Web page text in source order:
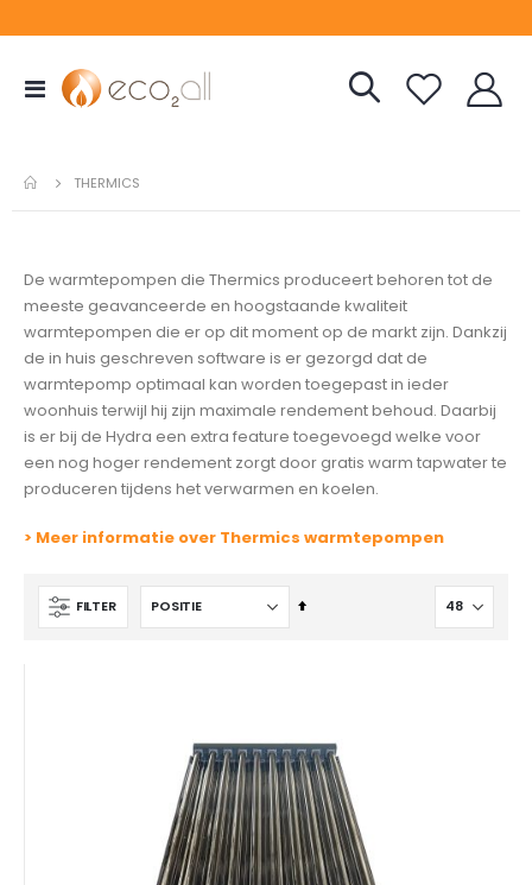
Toggle
Nav
THERMICS
De warmtepompen die Thermics produceert behoren tot de
meeste geavanceerde en hoogstaande kwaliteit
warmtepompen die er op dit moment op de markt zijn. Dankzij
de in huis geschreven software is er gezorgd dat de
warmtepomp optimaal kan worden toegepast in ieder
woonhuis terwijl hij zijn maximale rendement behoud. Daarbij
is er bij de Hydra een extra feature toegevoegd welke voor
een nog hoger rendement zorgt door gratis warm tapwater te
produceren tijdens het verwarmen en koelen.
> Meer informatie over Thermics warmtepompen
FILTER
Van